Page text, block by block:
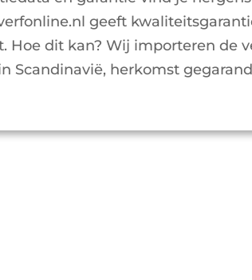
geeft
Hoe dit kan? Wij importeren de
Scandinavië, herkomst